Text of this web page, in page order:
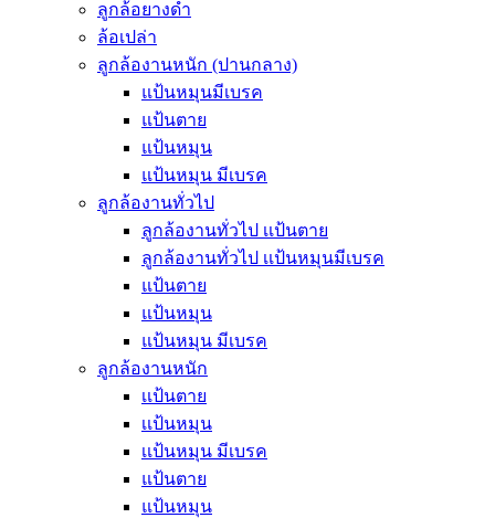
ลูกล้อยางดำ
ล้อเปล่า
ลูกล้องานหนัก (ปานกลาง)
แป้นหมุนมีเบรค
แป้นตาย
แป้นหมุน
แป้นหมุน มีเบรค
ลูกล้องานทั่วไป
ลูกล้องานทั่วไป เเป้นตาย
ลูกล้องานทั่วไป เเป้นหมุนมีเบรค
แป้นตาย
แป้นหมุน
แป้นหมุน มีเบรค
ลูกล้องานหนัก
เเป้นตาย
เเป้นหมุน
เเป้นหมุน มีเบรค
แป้นตาย
แป้นหมุน